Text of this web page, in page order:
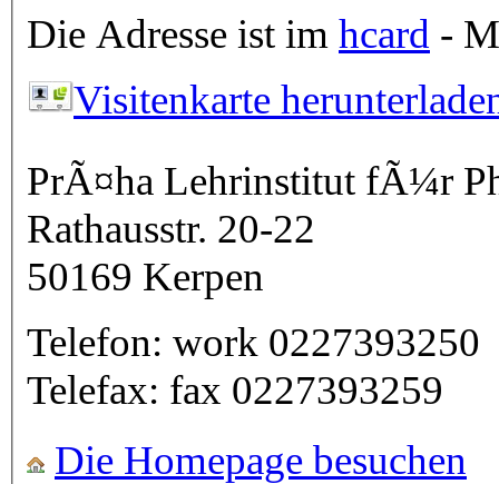
Die Adresse ist im hcard -
Visitenkarte
PrÃ¤ha Lehrinstitut fÃ¼r
Rathausstr. 20-22
50169 Kerpen
Telefon: work 0227393250
Telefax: fax 0227393259
Die Homepage besuchen